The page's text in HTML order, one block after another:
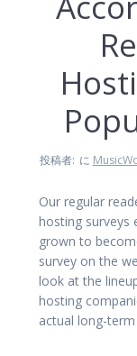
投稿者: に
Our regular
hosting surveys
grown to
survey on the
look at the
hosting
actual long-